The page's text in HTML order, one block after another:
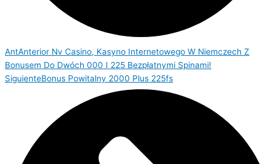
AntAnterior Nv Casino, Kasyno Internetowego W Niemczech Z
Bonusem Do Dwóch 000 I 225 Bezpłatnymi Spinami!
SiguienteBonus Powitalny 2000 Plus 225fs